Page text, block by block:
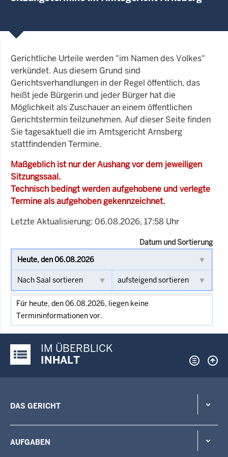
Gerichtliche Urteile werden "im Namen des Volkes"
verkündet. Aus diesem Grund sind
Gerichtsverhandlungen in der Regel öffentlich, das
heißt jede Bürgerin und jeder Bürger hat die
Möglichkeit als Zuschauer an einem öffentlichen
Gerichtstermin teilzunehmen. Auf dieser Seite finden
Sie tagesaktuell die im Amtsgericht Arnsberg
stattfindenden Termine.
Maßgeblich ist nur der Aushang vor dem jeweiligen
Sitzungssaal.
Technisch bedingt werden aufgehobene und verlegte
Termine als aufgehoben gekennzeichnet.
Letzte Aktualisierung: 06.08.2026, 17:58 Uhr
Datum und Sortierung
Für heute, den 06.08.2026, liegen keine
Termininformationen vor.
Justiz-Portal im Überblick:
IM ÜBERBLICK
INHALT
DAS GERICHT
AUFGABEN